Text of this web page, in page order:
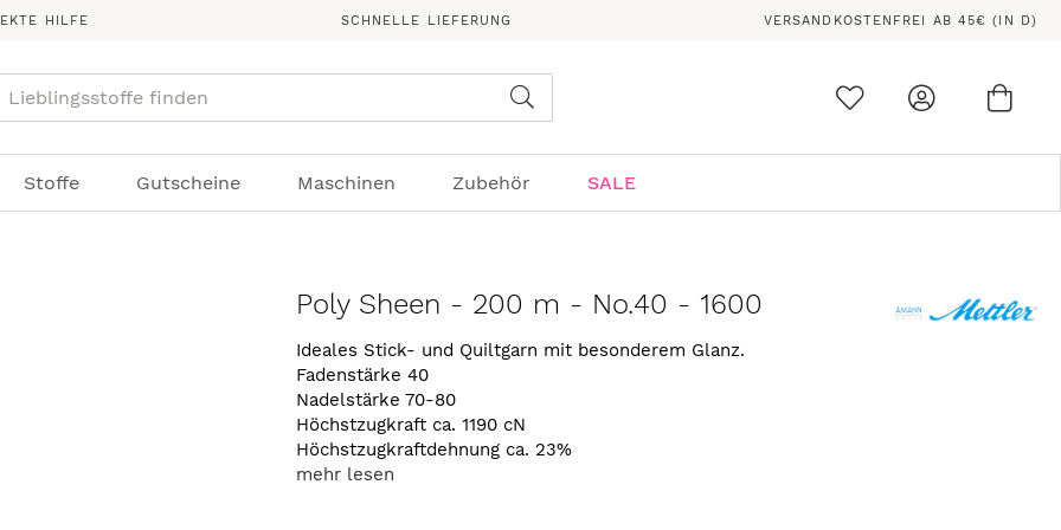
HILFE SCHNELLE LIEFERUNG VERSANDKOSTENFREI AB 45€ (IN D)
Stoffe Gutscheine Maschinen Zubehör SALE
Poly Sheen - 200 m - No.40 - 1600
Ideales Stick- und Quiltgarn mit besonderem Glanz.
Fadenstärke 40
Nadelstärke 70-80
Höchstzugkraft ca. 1190 cN
Höchstzugkraftdehnung ca. 23%
mehr lesen